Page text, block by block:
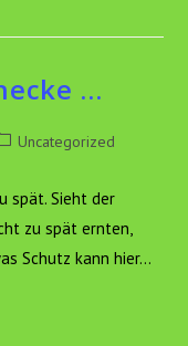
…
Uncategorized
spät. Sieht der
zu spät ernten,
Schutz kann hier…